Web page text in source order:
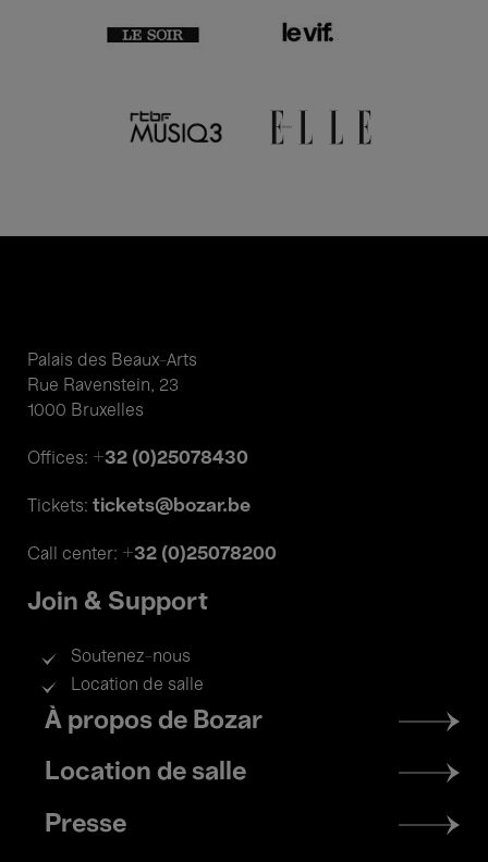
Palais des Beaux-Arts
Rue Ravenstein, 23
1000 Bruxelles
Offices: +32 (0)25078430
Tickets: tickets@bozar.be
Call center: +32 (0)25078200
Join & Support
Soutenez-nous
Location de salle
Footer
menu
À propos de Bozar
Location de salle
Presse